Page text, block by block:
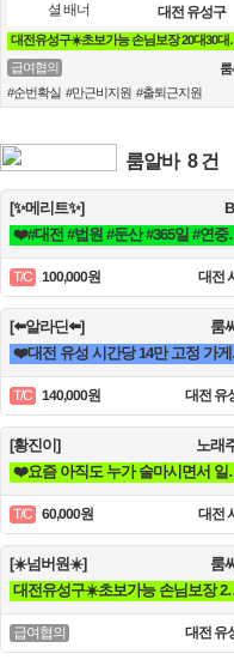
대전 유성구
대전유성구
급여협의
룸
#순번확실 #만근비지원 #출퇴근지원
룸알바 8 건
[✨메리트✨]
❤️#대전 #법원 #
T/C 100,000원 대전
[⬅️알라딘⬅️]
룸
❤️대전
T/C 140,000원 대전 유
[황진이]
노래
❤️요즘 아
T/C 60,000원 대전
[☀️넘버원☀️]
룸
대전유성구☀️초
급여협의 대전 유